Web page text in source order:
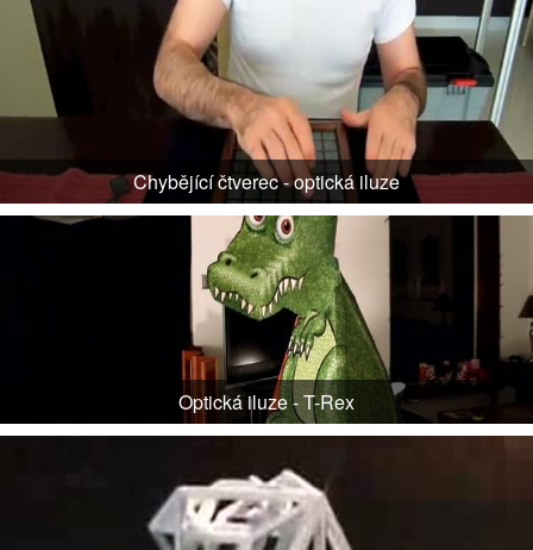
Chybějící čtverec - optická iluze
Optická iluze - T-Rex